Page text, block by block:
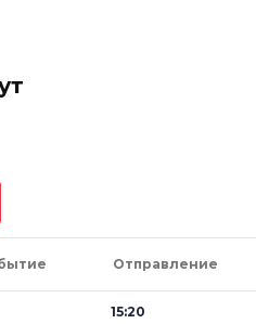
Отправление
15:20